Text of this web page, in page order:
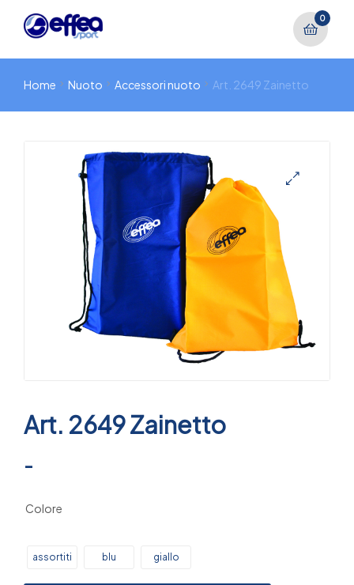
0
Home Nuoto Accessori nuoto Art. 2649 Zainetto
Art. 2649 Zainetto
-
Colore
assortiti blu giallo